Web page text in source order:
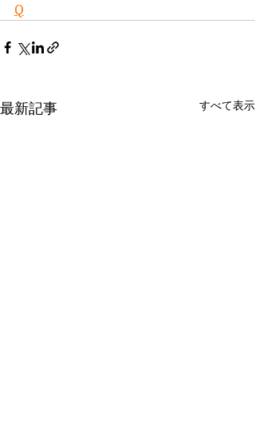
Q
最新記事 すべて表示